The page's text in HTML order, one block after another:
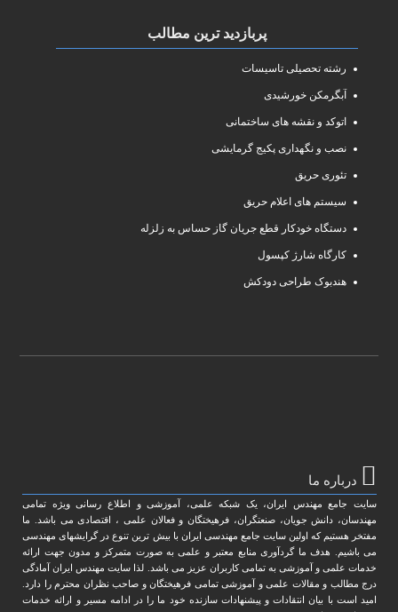
پربازدید ترین مطالب
رشته تحصیلی تاسیسات
آبگرمکن خورشیدی
اتوکد و نقشه های ساختمانی
نصب و نگهداری پکیج گرمایشی
تئوری حریق
سیستم های اعلام حریق
دستگاه خودکار قطع جریان گاز حساس به زلزله
کارگاه شارژ کپسول
هندبوک طراحی دودکش
درباره ما
سایت جامع مهندس ایران، یک شبکه علمی، آموزشی و اطلاع رسانی ویژه تمامی
مهندسان، دانش جویان، صنعتگران، فرهیختگان و فعالان علمی ، اقتصادی می باشد. ما
مفتخر هستیم که اولین سایت جامع مهندسی ایران با بیش ترین تنوع در گرایشهای مهندسی
می باشیم. هدف ما گردآوری منابع معتبر و علمی به صورت متمرکز و مدون جهت ارائه
خدمات علمی و آموزشی به تمامی کاربران عزیز می باشد. لذا سایت مهندس ایران آمادگی
درج مطالب و مقالات علمی و آموزشی تمامی فرهیختگان و صاحب نظران محترم را دارد.
امید است با بیان انتقادات و پیشنهادات سازنده خود ما را در ادامه مسیر و ارائه خدمات